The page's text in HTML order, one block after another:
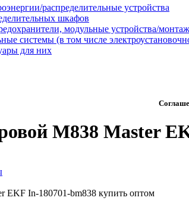
распределительные устройства
шкафов
модульные устройства/
системы (в том числе
для них
M838 Master